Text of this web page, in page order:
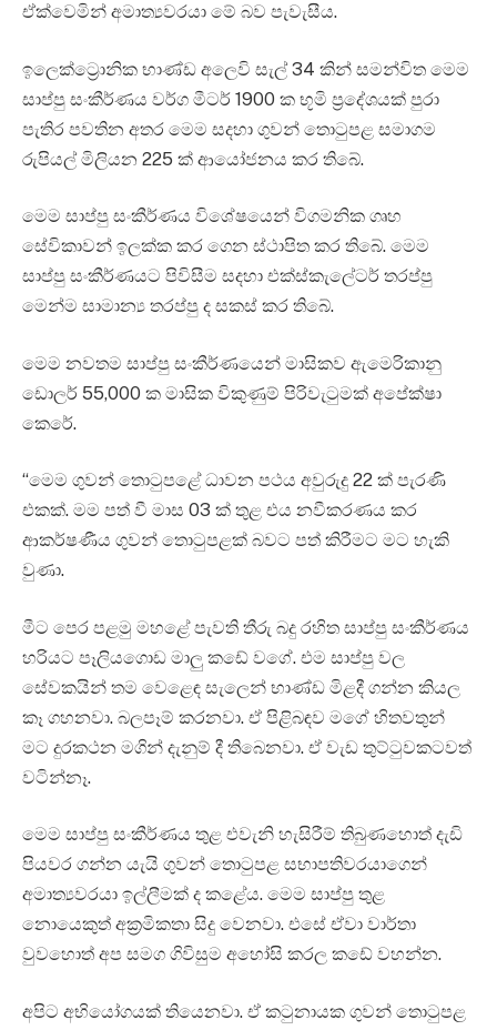
ඒක්වෙමින් අමාත්‍යවරයා මේ බව පැවැසීය.
ඉලෙක්ට්‍රොනික භාණ්ඩ අලෙවි සැල් 34 කින් සමන්විත මෙම
සාප්පු සංකීර්ණය වර්ග මීටර් 1900 ක භූමි ප්‍රදේශයක් පුරා
පැතිර පවතින අතර මෙම සදහා ගුවන් තොටුපළ සමාගම
රුපියල් මිලියන 225 ක් ආයෝජනය කර තිබේ.
මෙම සාප්පු සංකීර්ණය විශේෂයෙන් විගමනික ගෘහ
සේවිකාවන් ඉලක්ක කර ගෙන ස්ථාපිත කර තිබේ. මෙම
සාප්පු සංකීර්ණයට පිවිසීම සදහා එක්ස්කැලේටර් තරප්පු
මෙන්ම සාමාන්‍ය තරප්පු ද සකස් කර තිබේ.
මෙම නවතම සාප්පු සංකීර්ණයෙන් මාසිකව ඇමෙරිකානු
ඩොලර් 55,000 ක මාසික විකුණුම් පිරිවැටුමක් අපේක්ෂා
කෙරේ.
“මෙම ගුවන් තොටුපළේ ධාවන පථය අවුරුදු 22 ක් පැරණි
එකක්. මම පත් වී මාස 03 ක් තුළ එය නවීකරණය කර
ආකර්ෂණීය ගුවන් තොටුපළක් බවට පත් කිරීමට මට හැකි
වුණා.
මීට පෙර පළමු මහළේ පැවති තීරු බදු රහිත සාප්පු සංකීර්ණය
හරියට පෑලියගොඩ මාලු කඩේ වගේ. එම සාප්පු වල
සේවකයින් තම වෙළෙඳ සැලෙන් භාණ්ඩ මිළදී ගන්න කියල
කෑ ගහනවා. බලපෑම් කරනවා. ඒ පිළිබඳව මගේ හිතවතුන්
මට දුරකථන මගින් දැනුම් දී තිබෙනවා. ඒ වැඩ තුට්ටුවකටවත්
වටින්නෑ.
මෙම සාප්පු සංකීර්ණය තුළ එවැනි හැසිරීම් තිබුණහොත් දැඩි
පියවර ගන්න යැයි ගුවන් තොටුපළ සභාපතිවරයාගෙන්
අමාත්‍යවරයා ඉල්ලීමක් ද කළේය. මෙම සාප්පු තුළ
නොයෙකුත් අක්‍රමිකතා සිදු වෙනවා. එසේ ඒවා වාර්තා
වුවහොත් අප සමග ගිවිසුම අහෝසි කරල කඩේ වහන්න.
අපිට අභියෝගයක් තියෙනවා. ඒ කටුනායක ගුවන් තොටුපළ